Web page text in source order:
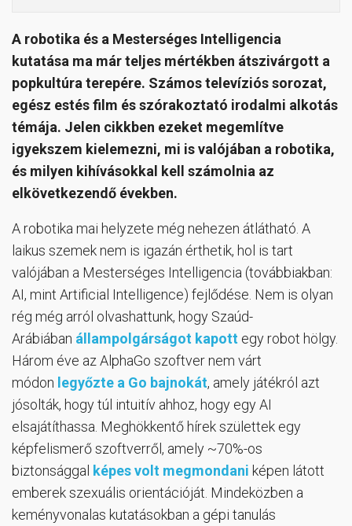
A robotika és a Mesterséges Intelligencia
kutatása ma már teljes mértékben átszivárgott a
popkultúra terepére. Számos televíziós sorozat,
egész estés film és szórakoztató irodalmi alkotás
témája. Jelen cikkben ezeket megemlítve
igyekszem kielemezni, mi is valójában a robotika,
és milyen kihívásokkal kell számolnia az
elkövetkezendő években.
A robotika mai helyzete még nehezen átlátható. A
laikus szemek nem is igazán érthetik, hol is tart
valójában a Mesterséges Intelligencia (továbbiakban:
AI, mint Artificial Intelligence) fejlődése. Nem is olyan
rég még arról olvashattunk, hogy Szaúd-
Arábiában állampolgárságot kapott egy robot hölgy.
Három éve az AlphaGo szoftver nem várt
módon legyőzte a Go bajnokát, amely játékról azt
jósolták, hogy túl intuitív ahhoz, hogy egy AI
elsajátíthassa. Meghökkentő hírek születtek egy
képfelismerő szoftverről, amely ~70%-os
biztonsággal képes volt megmondani képen látott
emberek szexuális orientációját. Mindeközben a
keményvonalas kutatásokban a gépi tanulás